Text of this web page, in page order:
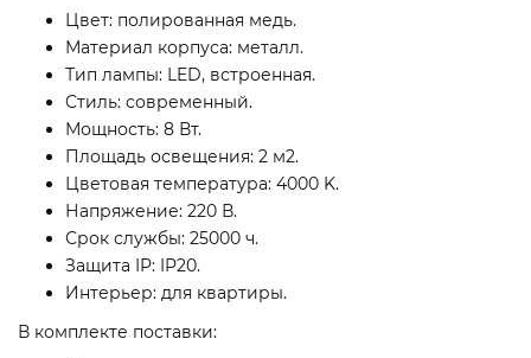
Цвет: полированная медь.
Материал корпуса: металл.
Тип лампы: LED, встроенная.
Стиль: современный.
Мощность: 8 Вт.
Площадь освещения: 2 м2.
Цветовая температура: 4000 K.
Напряжение: 220 В.
Срок службы: 25000 ч.
Защита IP: IP20.
Интерьер: для квартиры.
В комплекте поставки: